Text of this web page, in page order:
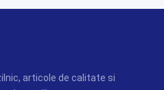
articole de calitate si